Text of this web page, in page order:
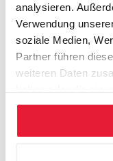
analysieren.
Verwendung
soziale Medien,
Partner führen
weiteren Daten
gesammelt haben.
SGBS ist
Individuelle